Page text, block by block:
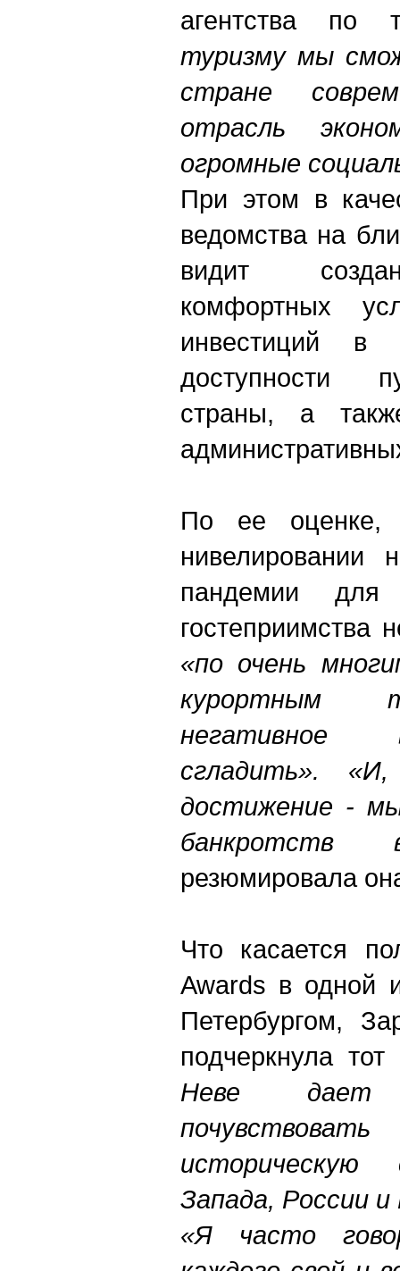
агентства по
туризму мы
стране
отрасль
огромные
При этом в
ведомства на
видит
комфортных
инвестиций в
доступности
страны, а
По ее оценке,
нивелировании
пандемии
гостеприимства
«по очень
курортным
негативное
сгладить». «И,
достижение -
резюмировала
Что касается
Awards в одной
Петербургом,
подчеркнула
Неве
Запада, России
«Я часто